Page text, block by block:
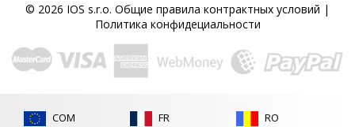
© 2026 IOS s.r.o. Общие правила контрактных условий |
Политика конфидециальности
COM FR RO